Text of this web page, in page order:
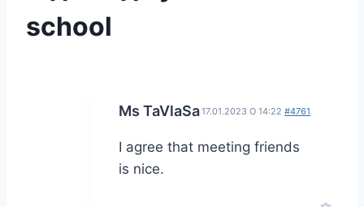
school
Ms TaVlaSa17.01.2023 О 14:22 #4761
I agree that meeting friends
is nice.